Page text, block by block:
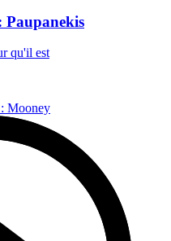
Paupanekis
qu'il est